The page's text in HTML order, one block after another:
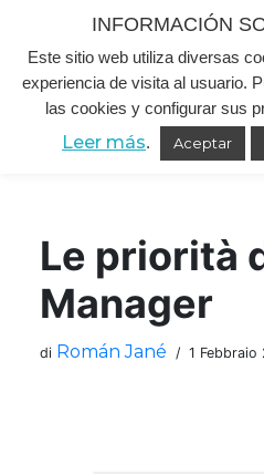
Vai
al
contenuto
Le priorità
Manager
di Román Jané 1 Febbraio
INFORMACIÓN
Este sitio web utiliza diversas
experiencia de visita al usuario.
las cookies y configurar sus
Leer más. Aceptar